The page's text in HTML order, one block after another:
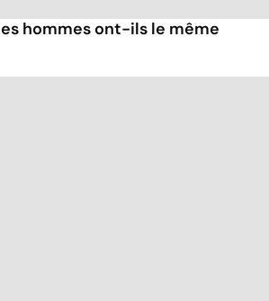
hommes ont-ils le même